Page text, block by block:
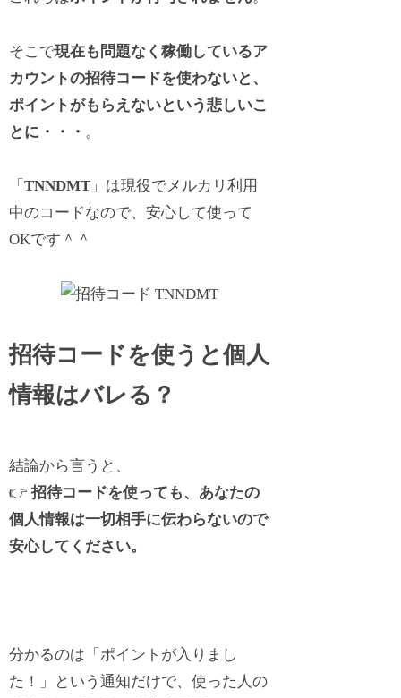
そこで現在も問題なく稼働しているア
カウントの招待コードを使わないと、
ポイントがもらえないという悲しいこ
とに・・・ 。
「TNNDMT 」は現役でメルカリ利用
中のコードなので、安心して使って
OKです＾＾
招待コードを使うと個人
情報はバレる？
結論から言うと、
👉招待コードを使っても、あなたの
個人情報は一切相手に伝わらないので
安心してください。
分かるのは「ポイントが入りまし
た！」という通知だけで、使った人の